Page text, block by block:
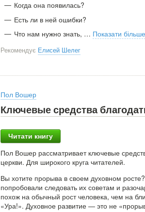
Когда она появилась?
Есть ли в ней ошибки?
Что нам нужно знать, … Показати більше
Рекомендує Елисей Шелег
Пол Вошер
Ключевые средства
Читати книгу
Пол Вошер рассматривает ключевые
церкви. Для широкого круга читателей.
Вы хотите прорыва в своем духовном
попробовали следовать их советам и
похож на обычный рост человека, чем на
«Ура!». Духовное развитие — это не